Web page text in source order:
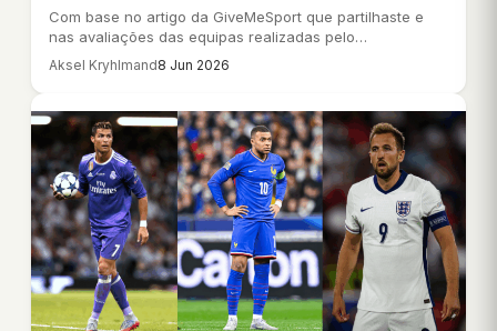
Com base no artigo da GiveMeSport que partilhaste e
nas avaliações das equipas realizadas pelo…
Aksel Kryhlmand8 Jun 2026